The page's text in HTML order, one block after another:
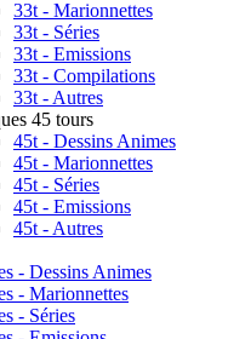
33t - Marionnettes
33t - Séries
33t - Emissions
33t - Compilations
33t - Autres
45 tours
45t - Dessins Animes
45t - Marionnettes
45t - Séries
45t - Emissions
45t - Autres
- Dessins Animes
- Marionnettes
- Séries